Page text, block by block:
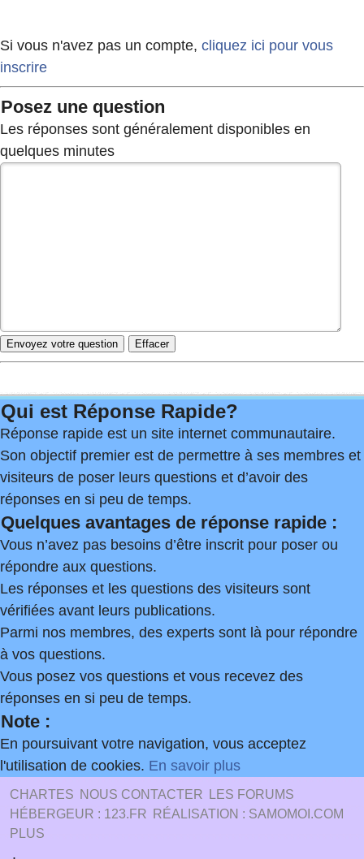
Si vous n'avez pas un compte, cliquez ici pour vous
inscrire
Posez une question
Les réponses sont généralement disponibles en
quelques minutes
Qui est Réponse Rapide?
Réponse rapide est un site internet communautaire.
Son objectif premier est de permettre à ses membres et
visiteurs de poser leurs questions et d’avoir des
réponses en si peu de temps.
Quelques avantages de réponse rapide :
Vous n’avez pas besoins d’être inscrit pour poser ou
répondre aux questions.
Les réponses et les questions des visiteurs sont
vérifiées avant leurs publications.
Parmi nos membres, des experts sont là pour répondre
à vos questions.
Vous posez vos questions et vous recevez des
réponses en si peu de temps.
Note :
En poursuivant votre navigation, vous acceptez
l'utilisation de cookies. En savoir plus
CHARTES NOUS CONTACTER
LES FORUMS
HÉBERGEUR : 123.FR
RÉALISATION : SAMOMOI.COM
PLUS
.